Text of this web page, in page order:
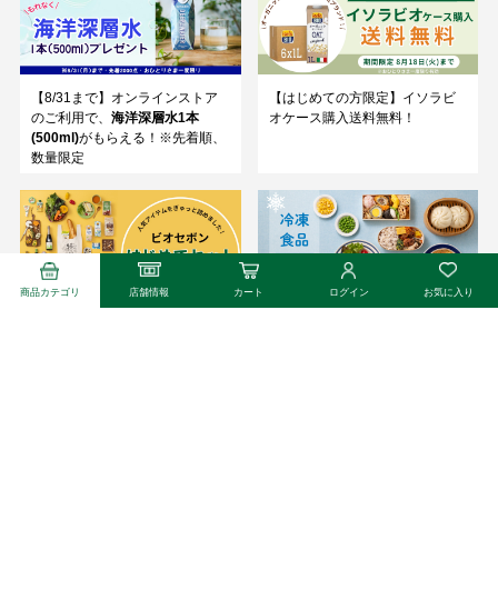
【8/31まで】オンラインストア
のご利用で、 海洋深層水1本
(500ml)がもらえる！※先着順、
数量限定
【はじめての方限定】イソラビ
オケース購入送料無料！
はじめよう！「ビオセボンはじ
冷凍食品取り扱い拡大！冷凍総
商品カテゴリ 店舗情報 カート ログイン お気に入り